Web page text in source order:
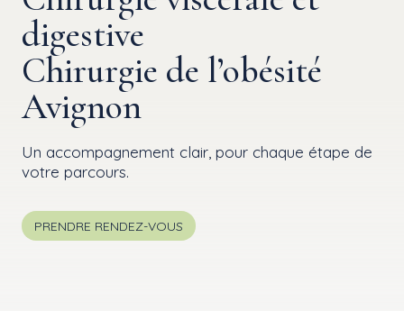
digestive
Chirurgie de l’obésité
Avignon
Un accompagnement clair, pour chaque étape de
votre parcours.
PRENDRE RENDEZ-VOUS